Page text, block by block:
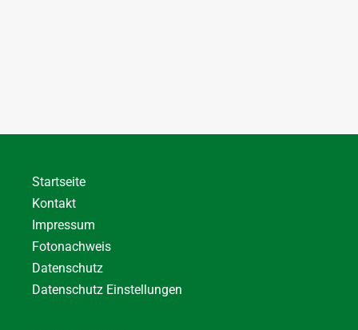
Startseite
Kontakt
Impressum
Fotonachweis
Datenschutz
Datenschutz Einstellungen